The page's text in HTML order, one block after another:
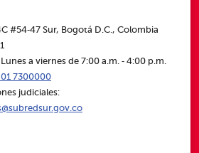
#54‑47 Sur, Bogotá D.C., Colombia
a viernes de 7:00 a.m. ‑ 4:00 p.m.
7300000
judiciales: